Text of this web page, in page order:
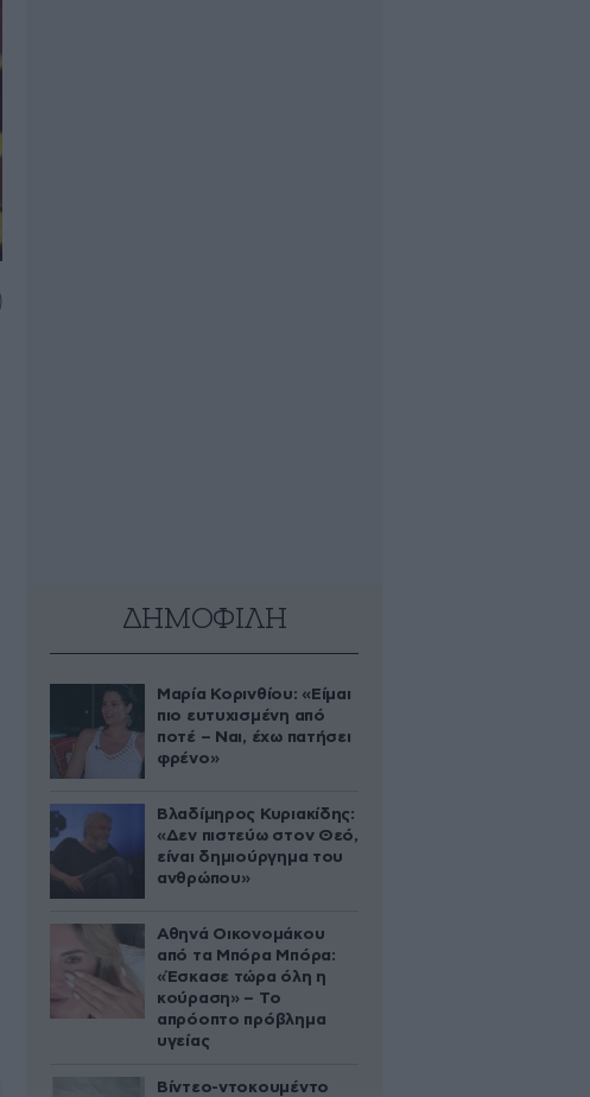
ΔΗΜΟΦΙΛΗ
Μαρία Κορινθίου: «Είμαι
πιο ευτυχισμένη από
ποτέ – Ναι, έχω πατήσει
φρένο»
Βλαδίμηρος Κυριακίδης:
«Δεν πιστεύω στον Θεό,
είναι δημιούργημα του
ανθρώπου»
Αθηνά Οικονομάκου
από τα Μπόρα Μπόρα:
«Έσκασε τώρα όλη η
κούραση» – Το
απρόοπτο πρόβλημα
υγείας
Βίντεο-ντοκουμέντο